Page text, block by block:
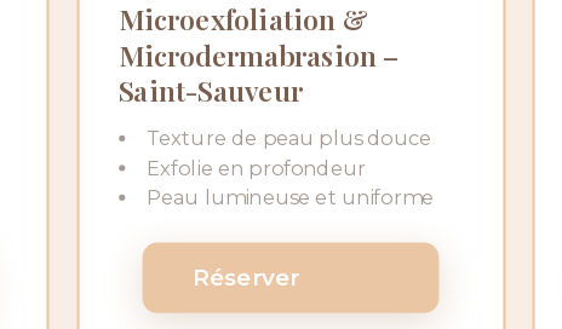
Microexfoliation &
Microdermabrasion –
Saint-Sauveur
Texture de peau plus douce
Exfolie en profondeur
Peau lumineuse et uniforme
Réserver